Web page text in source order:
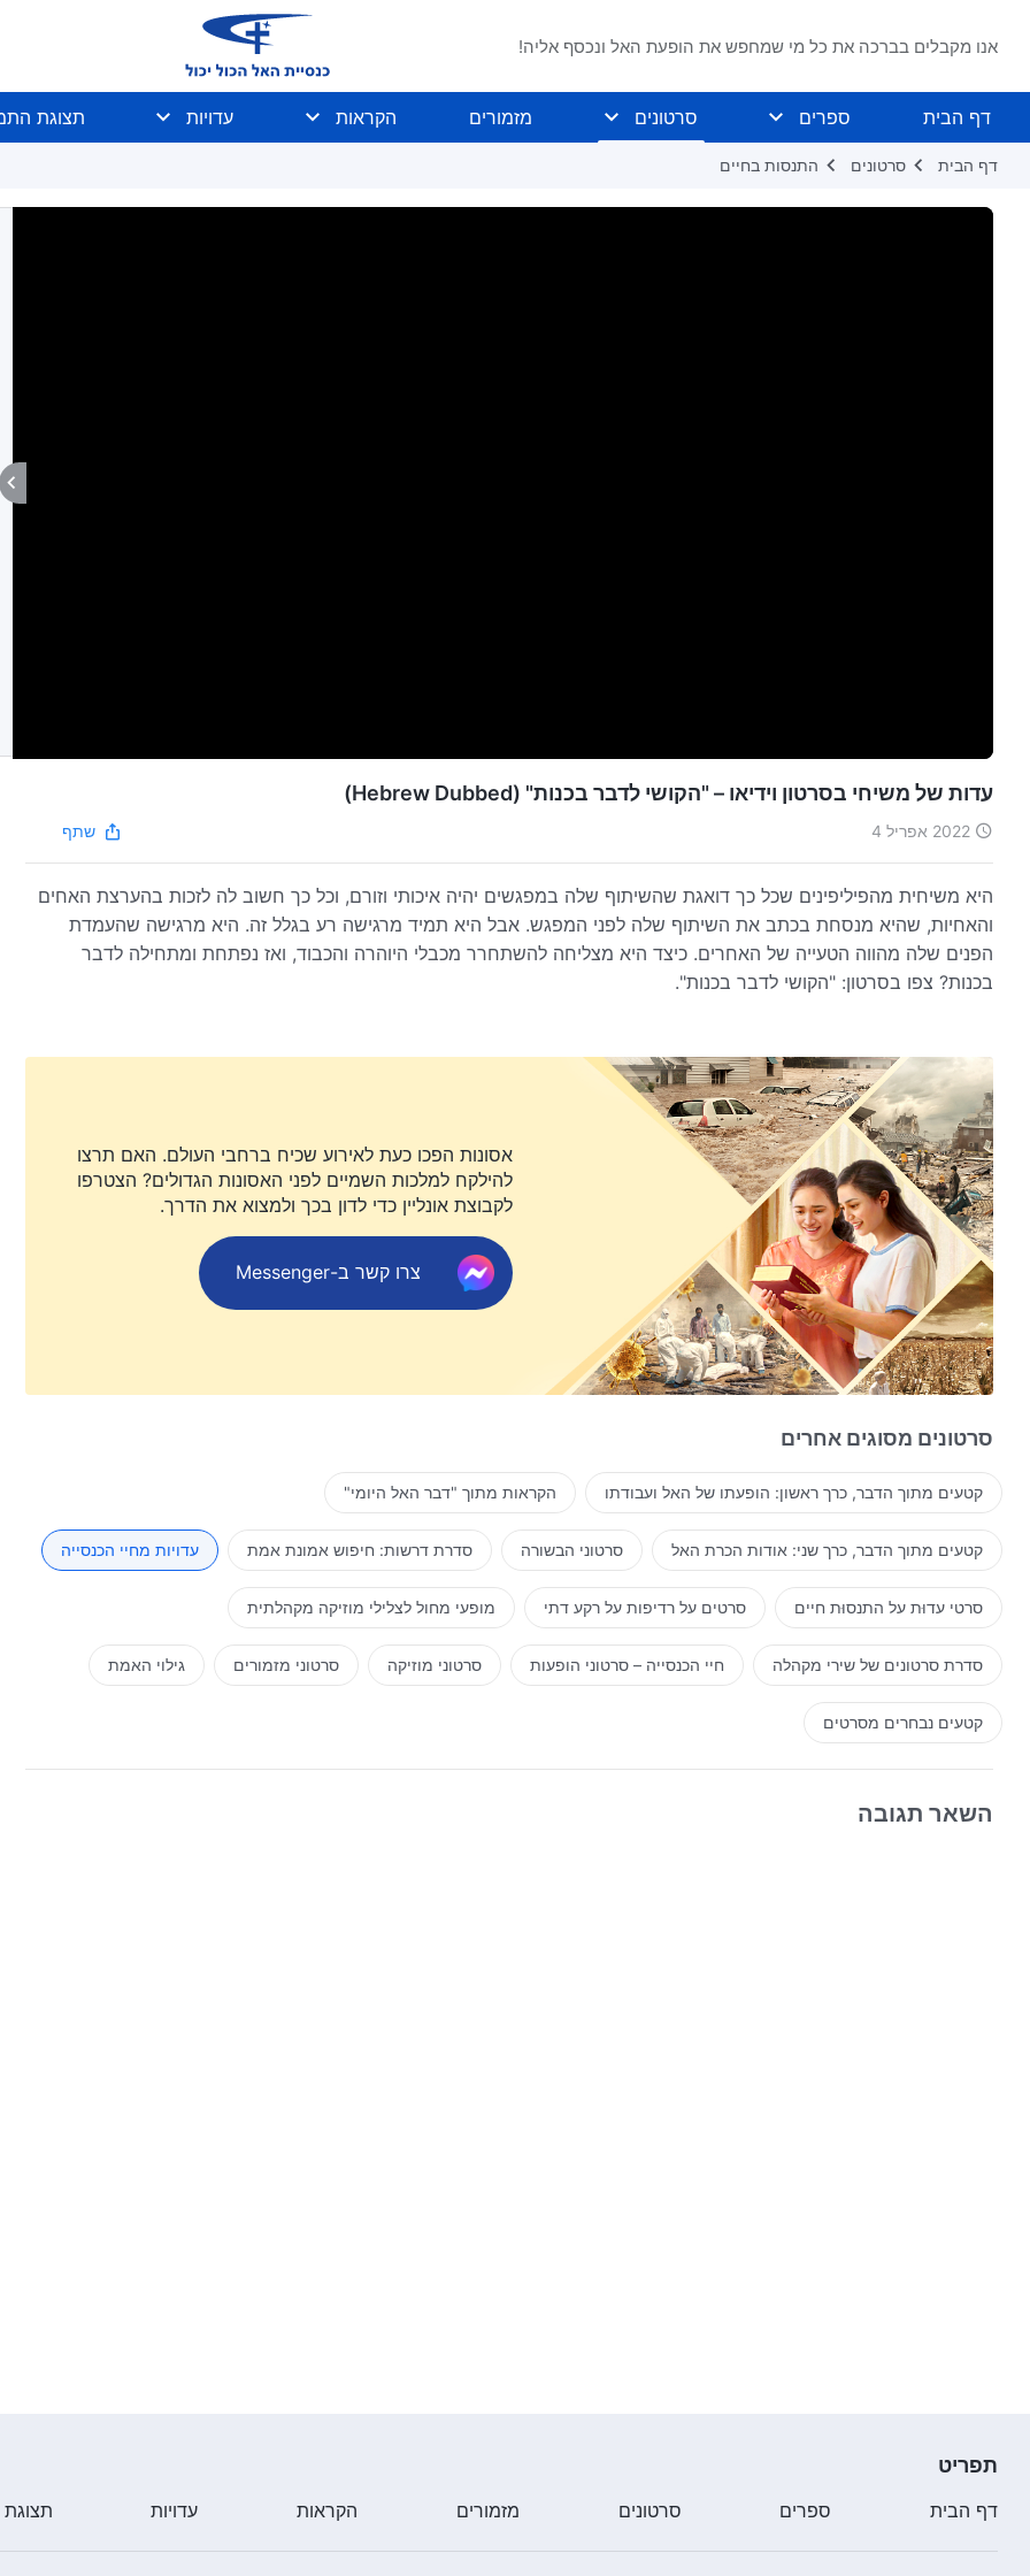
אנו מקבלים בברכה את כל מי שמחפש את הופעת האל ונכסף אליה!
דף הבית ספרים סרטונים מזמורים הקראות עדויות תצוגת
דף הבית סרטונים התנסות בחיים
עדות של משיחי בסרטון וידיאו – "הקושי לדבר בכנות" (Hebrew Dubbed)
2022 אפריל 4 שתף
היא משיחית מהפיליפינים שכל כך דואגת שהשיתוף שלה במפגשים יהיה איכותי וזורם, וכל כך חשוב לה לזכות בהערצת האחים
והאחיות, שהיא מנסחת בכתב את השיתוף שלה לפני המפגש. אבל היא תמיד מרגישה רע בגלל זה. היא מרגישה שהעמדת
הפנים שלה מהווה הטעייה של האחרים. כיצד היא מצליחה להשתחרר מכבלי היוהרה והכבוד, ואז נפתחת ומתחילה לדבר
בכנות? צפו בסרטון: "הקושי לדבר בכנות".
אסונות הפכו כעת לאירוע שכיח ברחבי העולם. האם תרצו
להילקח למלכות השמיים לפני האסונות הגדולים? הצטרפו
לקבוצת אונליין כדי לדון בכך ולמצוא את הדרך.
צרו קשר ב-Messenger
סרטונים מסוגים אחרים
קטעים מתוך הדבר, כרך ראשון: הופעתו של האל ועבודתו הקראות מתוך "דבר האל היומי"
קטעים מתוך הדבר, כרך שני: אודות הכרת האל סרטוני הבשורה סדרת דרשות: חיפוש אמונת אמת עדויות מחיי הכנסייה
סרטי עדוּת על התנסוּת חיים סרטים על רדיפות על רקע דתי מופעי מחול לצלילי מוזיקה מקהלתית
סדרת סרטונים של שירי מקהלה חיי הכנסייה – סרטוני הופעות סרטוני מוזיקה סרטוני מזמורים גילוי האמת
קטעים נבחרים מסרטים
השאר תגובה
תפריט
דף הבית ספרים סרטונים מזמורים הקראות עדויות